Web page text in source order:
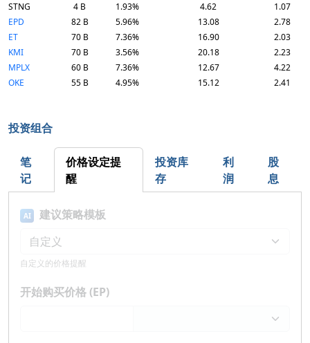
STNG
4 B 1.93% 4.62
1.07
EPD
82 B 5.96% 13.08
2.78
ET
70 B 7.36% 16.90
2.03
KMI
70 B 3.56% 20.18
2.23
MPLX
60 B 7.36% 12.67
4.22
OKE
55 B 4.95% 15.12 2.41
投资组合
笔
记
价格设定提
醒
投资库
存
利
润
股
息
AI 建议策略模板
自定义的价格提醒
开始购买价格 (EP)